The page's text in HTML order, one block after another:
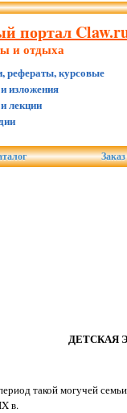
портал
и отдыха
рефераты, курсовые
изложения
лекции
Заказ
ДЕТСКАЯ
такой могучей
в.